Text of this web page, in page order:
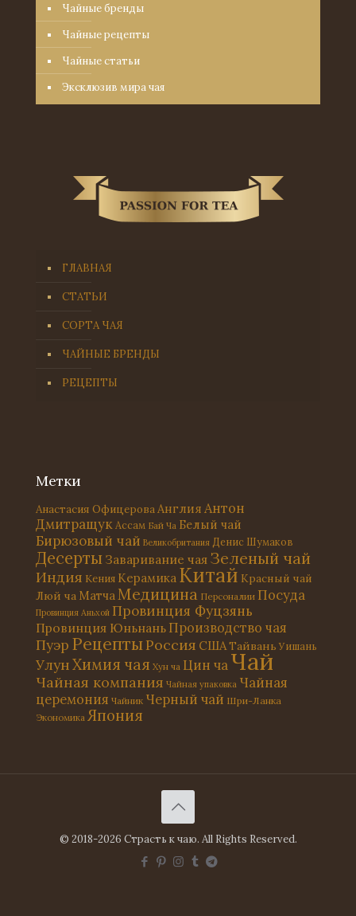
Чайные бренды
Чайные рецепты
Чайные статьи
Эксклюзив мира чая
ГЛАВНАЯ
СТАТЬИ
СОРТА ЧАЯ
ЧАЙНЫЕ БРЕНДЫ
РЕЦЕПТЫ
Метки
Анастасия ОфицероваАнглия Антон
Дмитращук Ассам Бай Ча Белый чай
Бирюзовый чай Великобритания Денис Шумаков
Десерты Заваривание чая Зеленый чай
Индия Кения Керамика Китай Красный чай
Люй ча Матча Медицина Персоналии Посуда
Провинция Аньхой Провинция Фуцзянь
Провинция Юньнань Производство чая
Пуэр РецептыРоссия СШАТайвань Уишань
УлунХимия чая Хун ча Цин чаЧай
Чайная компания Чайная упаковка Чайная
церемония Чайник Черный чай Шри-Ланка
Экономика Япония
© 2018-2026 Страсть к чаю. All Rights Reserved.